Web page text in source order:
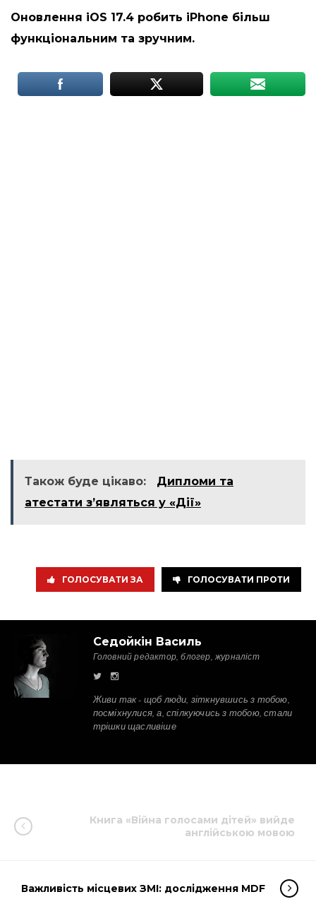
Оновлення iOS 17.4 робить iPhone більш
функціональним та зручним.
Також буде цікаво:
Дипломи та
атестати зʼявляться у «Дії»
ГОЛОСУВАТИ ЗА ГОЛОСУВАТИ ПРОТИ
Седойкін Василь
Головний редактор, блогер, журналіст
Живи так - щоб люди, зіткнувшись з тобою,
посміхнулися, а, спілкуючись з тобою, стали
трішки щасливіше
Книга «Війна голосами дітей» вийде
англійською мовою
Важливість місцевих ЗМІ: дослідження MDF